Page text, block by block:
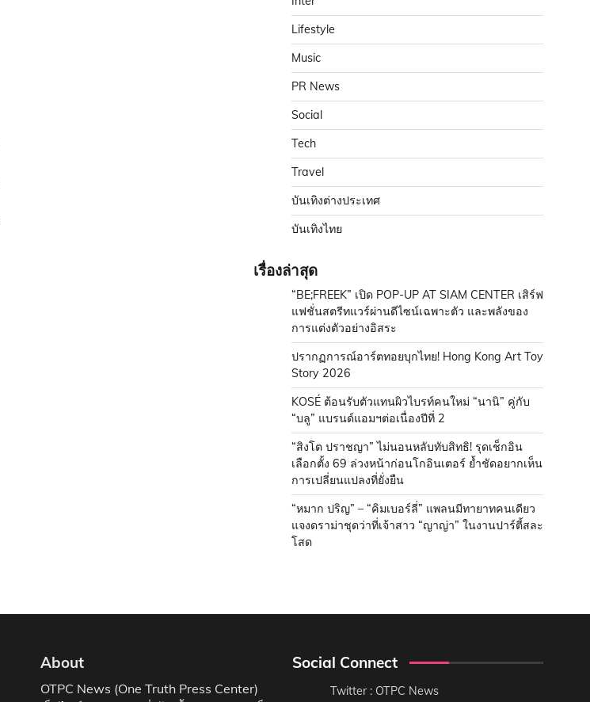
Lifestyle
Music
PR News
Social
Tech
Travel
บันเทิงต่างประเทศ
บันเทิงไทย
เรื่องล่าสุด
“BE;FREEK” เปิด POP-UP AT SIAM CENTER เสิร์ฟ
แฟชั่นสตรีทแวร์ผ่านดีไซน์เฉพาะตัว และพลังของ
การแต่งตัวอย่างอิสระ
ปรากฏการณ์อาร์ตทอยบุกไทย! Hong Kong Art Toy
Story 2026
KOSÉ ต้อนรับตัวแทนผิวไบรท์คนใหม่ “นานิ” คู่กับ
“บลู” แบรนด์แอมฯต่อเนื่องปีที่ 2
“สิงโต ปราชญา” ไม่นอนหลับทับสิทธิ! รุดเช็กอิน
เลือกตั้ง 69 ล่วงหน้าก่อนโกอินเตอร์ ย้ำชัดอยากเห็น
การเปลี่ยนแปลงที่ยั่งยืน
“หมาก ปริญ” – “คิมเบอร์ลี่” แพลนมีทายาทคนเดียว
แจงดราม่าชุดว่าที่เจ้าสาว “ญาญ่า” ในงานปาร์ตี้สละ
โสด
About
OTPC News (One Truth Press Center)
Social Connect
Twitter : OTPC News